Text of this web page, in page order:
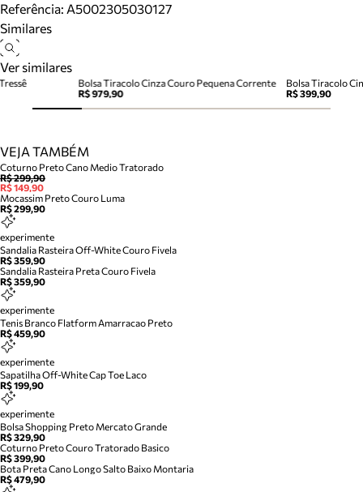
Referência: A5002305030127
Similares
Ver similares
Bolsa Tiracolo Cinza Couro Pequena Corrente
R$ 979,90
Bolsa Tiracolo
R$ 399,90
VEJA TAMBÉM
Coturno Preto Cano Medio Tratorado
R$ 299,90
R$ 149,90
Mocassim Preto Couro Luma
R$ 299,90
experimente
Sandalia Rasteira Off-White Couro Fivela
R$ 359,90
Sandalia Rasteira Preta Couro Fivela
R$ 359,90
experimente
Tenis Branco Flatform Amarracao Preto
R$ 459,90
experimente
Sapatilha Off-White Cap Toe Laco
R$ 199,90
experimente
Bolsa Shopping Preto Mercato Grande
R$ 329,90
Coturno Preto Couro Tratorado Basico
R$ 399,90
Bota Preta Cano Longo Salto Baixo Montaria
R$ 479,90